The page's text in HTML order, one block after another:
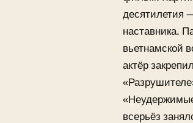
десятилетия
наставника.
вьетнамской
актёр
всерьёз